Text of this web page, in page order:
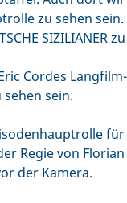
zu sehen
SIZILIANER
Cordes
sehen sein.
für
Regie von
der Kamera.